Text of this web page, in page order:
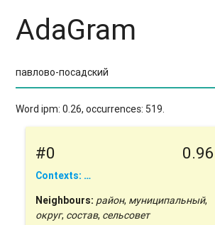
AdaGram
Word ipm: 0.26, occurrences: 519.
#0 0.96
Contexts: …
Neighbours: район, муниципальный,
округ, состав, сельсовет